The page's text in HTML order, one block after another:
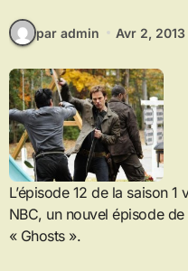
par admin Avr 2, 2013
L’épisode 12 de la saison
NBC, un nouvel épisode
« Ghosts ».